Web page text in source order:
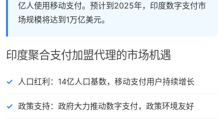
亿人使用移动支付。预计到2025年，印度数字支付市
场规模将达到1万亿美元。
印度聚合支付加盟代理的市场机遇
人口红利：14亿人口基数，移动支付用户持续增长
政策支持：政府大力推动数字支付，政策环境友好